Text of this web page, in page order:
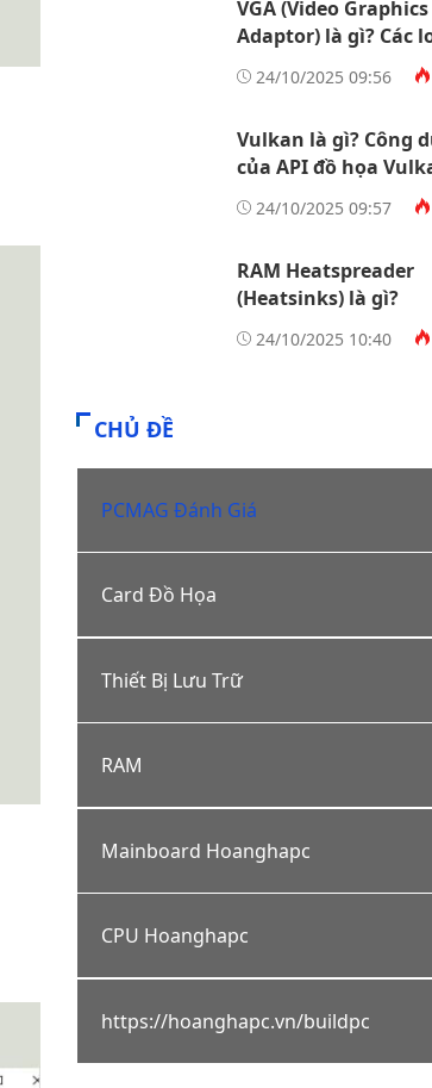
VGA (Video Graphics
Adaptor) là gì? Các
màn hình
24/10/2025 09:56
Vulkan là gì? Công
của API đồ họa
24/10/2025 09:57
RAM Heatspreader
(Heatsinks) là gì?
24/10/2025 10:40
CHỦ ĐỀ
PCMAG Đánh Giá
Card Đồ Họa
Thiết Bị Lưu Trữ
RAM
Mainboard Hoanghapc
CPU Hoanghapc
https://hoanghapc.vn/buildpc